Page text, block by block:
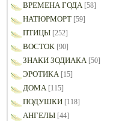
ВРЕМЕНА ГОДА [58]
НАТЮРМОРТ [59]
ПТИЦЫ [252]
ВОСТОК [90]
ЗНАКИ ЗОДИАКА [50]
ЭРОТИКА [15]
ДОМА [115]
ПОДУШКИ [118]
АНГЕЛЫ [44]